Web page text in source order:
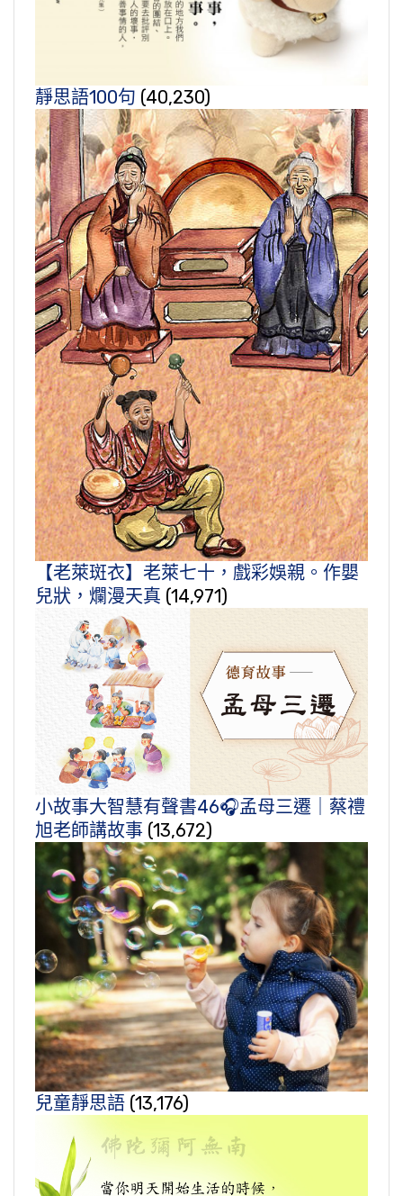
靜思語100句 (40,230)
【老萊斑衣】老萊七十，戲彩娛親。作嬰
兒狀，爛漫天真 (14,971)
小故事大智慧有聲書46🎧孟母三遷｜蔡禮
旭老師講故事 (13,672)
兒童靜思語 (13,176)